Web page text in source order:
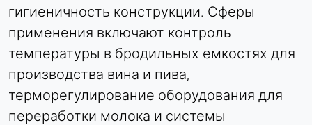
гигиеничность конструкции. Сферы
применения включают контроль
температуры в бродильных емкостях для
производства вина и пива,
терморегулирование оборудования для
переработки молока и системы